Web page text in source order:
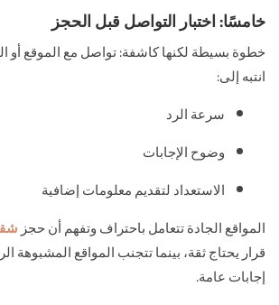
خامسًا: اختبار التواصل قبل الحجز
خطوة بسيطة لكنها كاشفة: تواصل مع الموقع أو
انتبه إلى:
سرعة الرد
وضوح الإجابات
الاستعداد لتقديم معلومات إضافية
المواقع الجادة تتعامل باحتراف وتفهم أن حجز
قرار يحتاج ثقة، بينما تتجنب المواقع المشبوهة
إجابات عامة.